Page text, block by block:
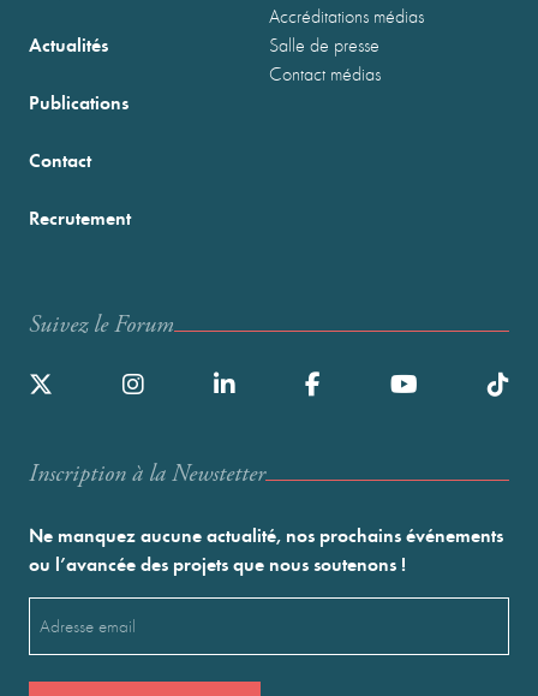
Actualités
Publications
Accréditations médias
Salle de presse
Contact médias
Contact
Recrutement
Suivez le Forum
Inscription à la Newstetter
Ne manquez aucune actualité, nos prochains événements
ou l’avancée des projets que nous soutenons !
(Nécessaire)